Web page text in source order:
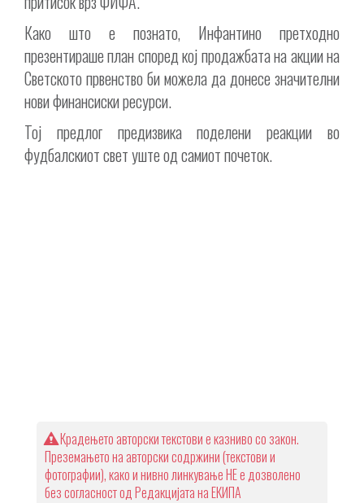
Како што е познато, Инфантино претходно
презентираше план според кој продажбата на акции на
Светското првенство би можела да донесе значителни
нови финансиски ресурси.
Тој предлог предизвика поделени реакции во
фудбалскиот свет уште од самиот почеток.
Крадењето авторски текстови е казниво со закон.
Преземањето на авторски содржини (текстови и
фотографии), како и нивно линкување НЕ е дозволено
без согласност од Редакцијата на ЕКИПА